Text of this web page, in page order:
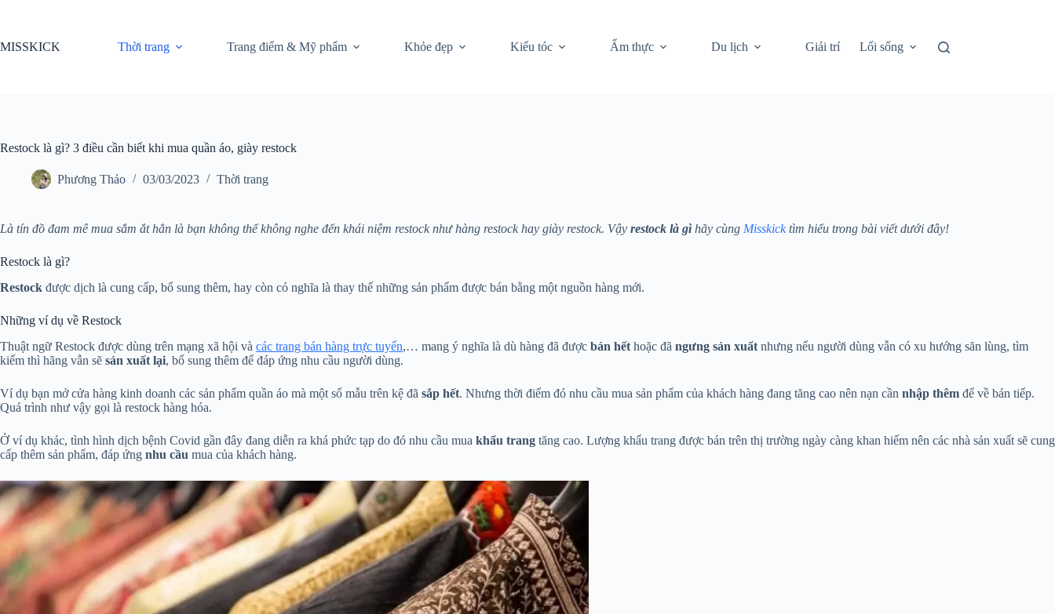
nội
MISSKICK Thời trang Trang điểm & Mỹ phẩm Khỏe đẹp Kiểu tóc Ẩm thực Du lịch Giải trí Lối sống
Restock là gì? 3 điều cần biết khi mua quần áo, giày restock
Phương Thảo 03/03/2023 Thời trang
Là tín đồ đam mê mua sắm ắt hẳn là bạn không thể không nghe đến khái niệm restock như hàng restock hay giày restock. Vậy restock là gì hãy cùng Misskicktìm hiểu trong bài viết dưới đây!
Restock là gì?
Restock được dịch là cung cấp, bổ sung thêm, hay còn có nghĩa là thay thế những sản phẩm được bán bằng một nguồn hàng mới.
Những ví dụ về Restock
Thuật ngữ Restock được dùng trên mạng xã hội và các trang bán hàng trực tuyến,… mang ý nghĩa là dù hàng đã được bán hết hoặc đã ngưng sản xuất nhưng nếu người dùng vẫn có xu hướng săn lùng, tìm
kiếm thì hãng vẫn sẽ sản xuất lại, bổ sung thêm để đáp ứng nhu cầu người dùng.
Ví dụ bạn mở cửa hàng kinh doanh các sản phẩm quần áo mà một số mẫu trên kệ đã sắp hết. Nhưng thời điểm đó nhu cầu mua sản phẩm của khách hàng đang tăng cao nên nạn cần nhập thêm để về bán tiếp.
Quá trình như vậy gọi là restock hàng hóa.
Ở ví dụ khác, tình hình dịch bệnh Covid gần đây đang diễn ra khá phức tạp do đó nhu cầu mua khẩu trang tăng cao. Lượng khẩu trang được bán trên thị trường ngày càng khan hiếm nên các nhà sản xuất sẽ cung
cấp thêm sản phẩm, đáp ứng nhu cầu mua của khách hàng.